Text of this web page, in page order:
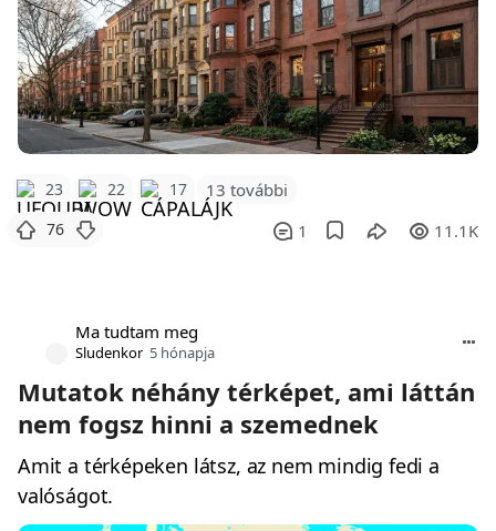
23 22 17 13 további
76 1 11.1K
Ma tudtam meg
Sludenkor 5 hónapja
Mutatok néhány térképet, ami láttán
nem fogsz hinni a szemednek
Amit a térképeken látsz, az nem mindig fedi a
valóságot.